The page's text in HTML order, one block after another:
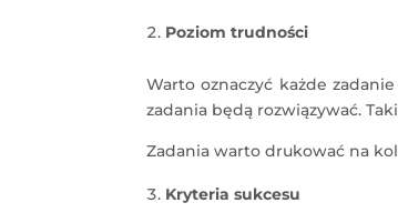
Poziom trudności
Warto oznaczyć każde
zadania będą rozwiązywać.
Zadania warto drukować na
Kryteria sukcesu